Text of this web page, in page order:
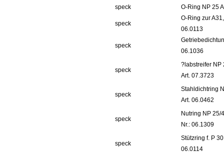
speck
O-Ring NP 25
speck
O-Ring zur
06.0113
speck
06.1036
speck
?labstreifer NP
Art. 07.3723
speck
Stahldichtring
Art. 06.0462
speck
Nutring NP 25/
Nr.: 06.1309
speck
Stützring f. P
06.0114